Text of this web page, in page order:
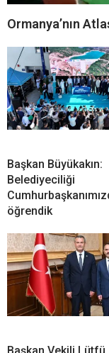
Ormanya’nın
Başkan Büyükakın:
Belediyeciliği
öğrendik